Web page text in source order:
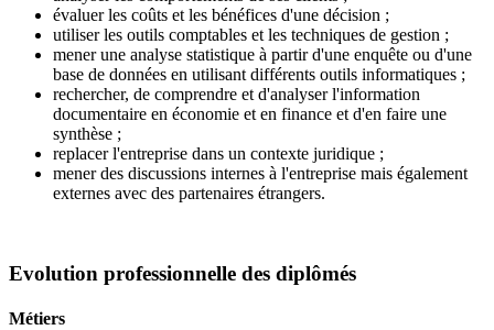
évaluer les coûts et les bénéfices d'une décision ;
utiliser les outils comptables et les techniques de gestion ;
mener une analyse statistique à partir d'une enquête ou d'une
base de données en utilisant différents outils informatiques ;
rechercher, de comprendre et d'analyser l'information
documentaire en économie et en finance et d'en faire une
synthèse ;
replacer l'entreprise dans un contexte juridique ;
mener des discussions internes à l'entreprise mais également
externes avec des partenaires étrangers.
Evolution professionnelle des diplômés
Métiers